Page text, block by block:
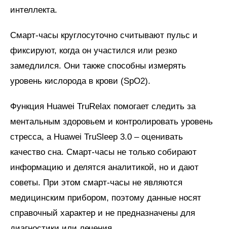
интеллекта.
Смарт-часы круглосуточно считывают пульс и
фиксируют, когда он участился или резко
замедлился. Они также способны измерять
уровень кислорода в крови (SpO2).
Функция Huawei TruRelax помогает следить за
ментальным здоровьем и контролировать уровень
стресса, а Huawei TruSleep 3.0 – оценивать
качество сна. Смарт-часы не только собирают
информацию и делятся аналитикой, но и дают
советы. При этом смарт-часы не являются
медицинским прибором, поэтому данные носят
справочный характер и не предназначены для